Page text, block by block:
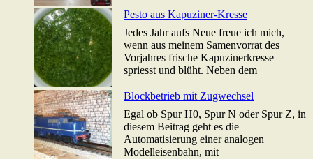
Pesto aus Kapuziner-Kresse
Jedes Jahr aufs Neue freue ich mich,
wenn aus meinem Samenvorrat des
Vorjahres frische Kapuzinerkresse
spriesst und blüht. Neben dem
Blockbetrieb mit Zugwechsel
Egal ob Spur H0, Spur N oder Spur Z, in
diesem Beitrag geht es die
Automatisierung einer analogen
Modelleisenbahn, mit